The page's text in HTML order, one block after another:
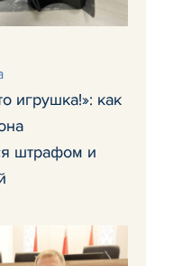
игрушка!»: как
штрафом и